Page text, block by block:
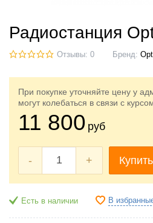
Радиостанция
Отзывы: 0 Бренд:
При покупке уточняйте цену у
могут колебаться в связи с
11 800 руб
- + Купить
Есть в наличии В